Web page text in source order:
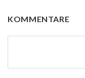
KOMMENTARE